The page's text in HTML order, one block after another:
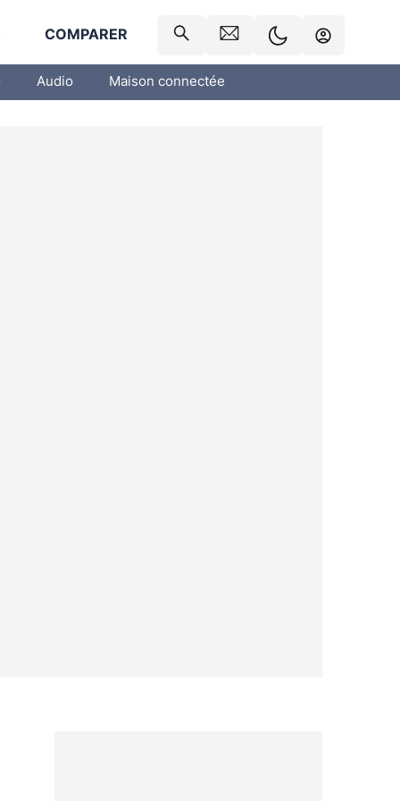
COMPARER
Audio Maison connectée